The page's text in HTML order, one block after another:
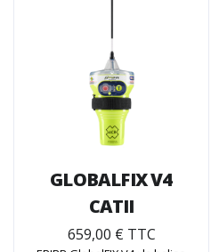
GLOBALFIX V4
CATII
659,00 € TTC